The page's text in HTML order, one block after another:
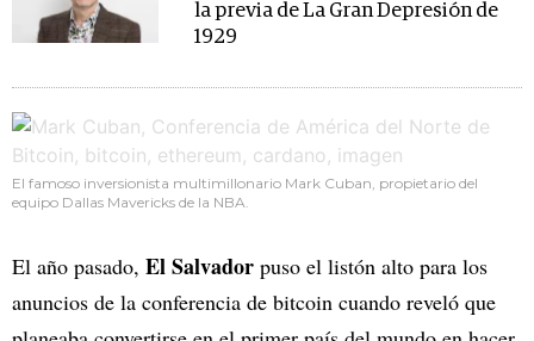
la previa de La Gran Depresión de
1929
El famoso inversionista multimillonario Mark Cuban, propietario del
equipo Dallas Mavericks de la NBA.
El año pasado, El Salvador puso el listón alto para los
anuncios de la conferencia de bitcoin cuando reveló que